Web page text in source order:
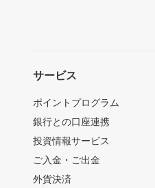
サービス
ポイントプログラム
銀行との口座連携
投資情報サービス
ご入金・ご出金
外貨決済